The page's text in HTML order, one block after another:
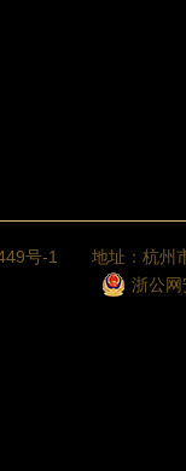
号-1
地址：杭州
浙公